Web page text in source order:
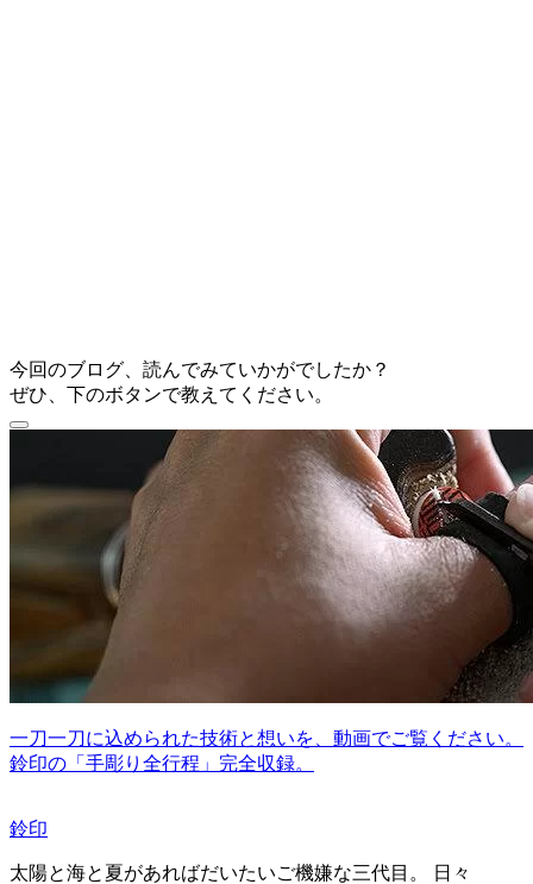
今回のブログ、読んでみていかがでしたか？
ぜひ、下のボタンで教えてください。
一刀一刀に込められた技術と想いを、動画でご覧ください。
鈴印の「手彫り全行程」完全収録。
鈴印
太陽と海と夏があればだいたいご機嫌な三代目。 日々